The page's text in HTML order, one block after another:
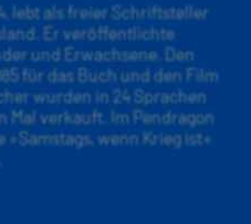
lebt als freier Schriftsteller
Er veröffentlichte
und Erwachsene. Den
für das Buch und den Film
wurden in 24 Sprachen
Mal verkauft. Im Pendragon
»Samstags, wenn Krieg ist«